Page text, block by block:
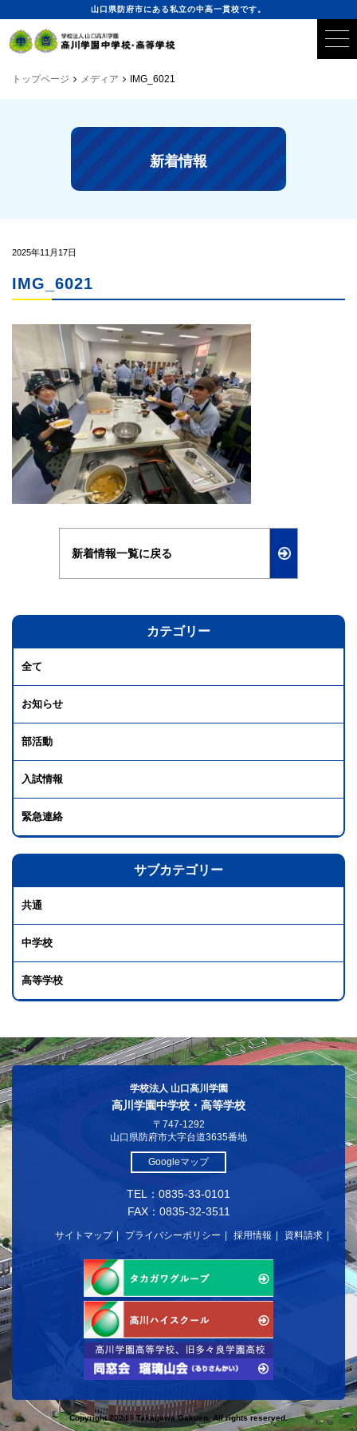
山口県防府市にある私立の中高一貫校です。
トップページ メディア IMG_6021
新着情報
2025年11月17日
IMG_6021
新着情報一覧に戻る
カテゴリー
全て
お知らせ
部活動
入試情報
緊急連絡
サブカテゴリー
共通
中学校
高等学校
学校法人 山口高川学園
高川学園中学校・高等学校
〒747-1292
山口県防府市大字台道3635番地
Googleマップ
TEL：0835-33-0101
FAX：0835-32-3511
サイトマップ プライバシーポリシー 採用情報 資料請求
Copyright 2024© Takagawa Gakuen. All rights reserved.